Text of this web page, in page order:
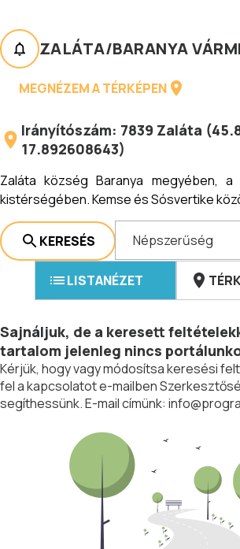
ZALÁTA/BARANYA
MEGNÉZEM A TÉRKÉPEN
Irányítószám: 7839 Zaláta (
17.892608643)
Zaláta község Baranya megyében, a
kistérségében. Kemse és Sósvertike
KERESÉS Népszerűség
LISTANÉZET
Sajnáljuk, de a keresett
tartalom jelenleg nincs
Kérjük, hogy vagy módosítsa keresési
fel a kapcsolatot e-mailben
segíthessünk. E-mail címünk: